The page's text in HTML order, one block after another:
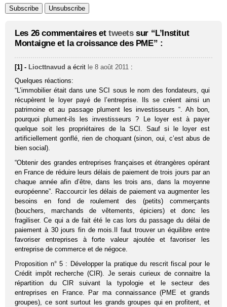
Les 26 commentaires et tweetssur “L’Institut
Montaigne et la croissance des PME” :
[1] - Liocttnavud a écrit le 8 août 2011 :
Quelques réactions:
“L’immobilier était dans une SCI sous le nom des fondateurs, qui
récupèrent le loyer payé de l’entreprise. Ils se créent ainsi un
patrimoine et au passage plument les investisseurs “. Ah bon,
pourquoi plument-ils les investisseurs ? Le loyer est à payer
quelque soit les propriétaires de la SCI. Sauf si le loyer est
artificiellement gonflé, rien de choquant (sinon, oui, c’est abus de
bien social).
“Obtenir des grandes entreprises françaises et étrangères opérant
en France de réduire leurs délais de paiement de trois jours par an
chaque année afin d’être, dans les trois ans, dans la moyenne
européenne”. Raccourcir les délais de paiement va augmenter les
besoins en fond de roulement des (petits) commerçants
(bouchers, marchands de vêtements, épiciers) et donc les
fragiliser. Ce qui a de fait été le cas lors du passage du délai de
paiement à 30 jours fin de mois.Il faut trouver un équilibre entre
favoriser entreprises à forte valeur ajoutée et favoriser les
entreprise de commerce et de négoce.
Proposition n° 5 : Développer la pratique du rescrit fiscal pour le
Crédit impôt recherche (CIR). Je serais curieux de connaitre la
répartition du CIR suivant la typologie et le secteur des
entreprises en France. Par ma connaissance (PME et grands
groupes), ce sont surtout les grands groupes qui en profitent, et